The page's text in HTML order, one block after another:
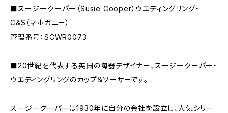
■スージークーパー（Susie Cooper）ウエディングリング・
C&S（マホガニー）
管理番号：SCWR0073
■20世紀を代表する英国の陶器デザイナー、スージークーパー・
ウエディングリングのカップ＆ソーサーです。
スージークーパーは1930年に自分の会社を設立し、人気シリー